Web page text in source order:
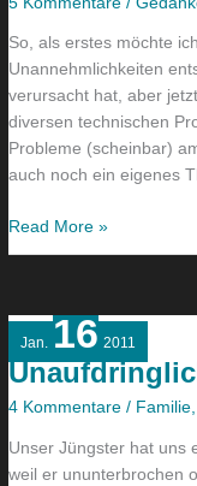
So, als erstes möchte
Unannehmlichkeiten
verursacht hat, aber
diversen technischen
Probleme (scheinbar)
auch noch ein eigenes
Read More »
Jan. 16 2011
4 Kommentare / Familie,
Unser Jüngster hat uns
weil er ununterbrochen
Unaufdringliches
Frühwarnsystem